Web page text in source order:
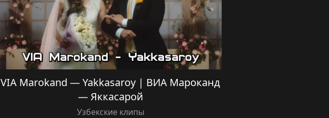
VIA Marokand — Yakkasaroy | ВИА Мароканд
— Яккасарой
Узбекские клипы